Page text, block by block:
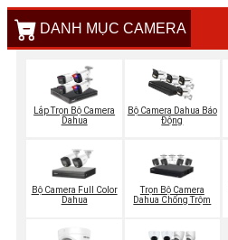
DANH MỤC CAMERA
Lắp Trọn Bộ Camera
Dahua
Bộ Camera Dahua Báo
Động
Bộ Camera Full Color
Dahua
Trọn Bộ Camera
Dahua Chống Trộm